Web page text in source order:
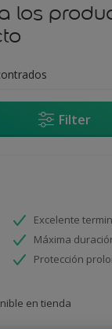
los
Filter
Excelente
Máxima
Protección
en tienda